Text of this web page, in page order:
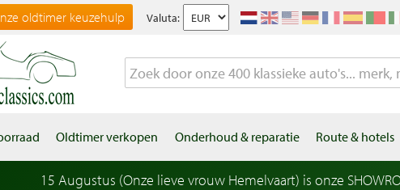
oldtimer keuzehulp Valuta:
Oldtimer verkopen Onderhoud & reparatie Route & hotels
15 Augustus (Onze lieve vrouw Hemelvaart) is onze